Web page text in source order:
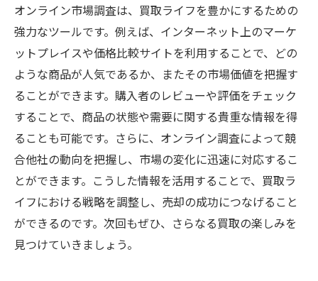
オンライン市場調査は、買取ライフを豊かにするための
強力なツールです。例えば、インターネット上のマーケ
ットプレイスや価格比較サイトを利用することで、どの
ような商品が人気であるか、またその市場価値を把握す
ることができます。購入者のレビューや評価をチェック
することで、商品の状態や需要に関する貴重な情報を得
ることも可能です。さらに、オンライン調査によって競
合他社の動向を把握し、市場の変化に迅速に対応するこ
とができます。こうした情報を活用することで、買取ラ
イフにおける戦略を調整し、売却の成功につなげること
ができるのです。次回もぜひ、さらなる買取の楽しみを
見つけていきましょう。